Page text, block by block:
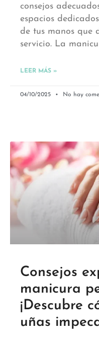
consejos
espacios
de tus manos que
servicio. La
LEER MÁS »
04/10/2025 No hay
Consejos
manicura
¡Descubre
uñas